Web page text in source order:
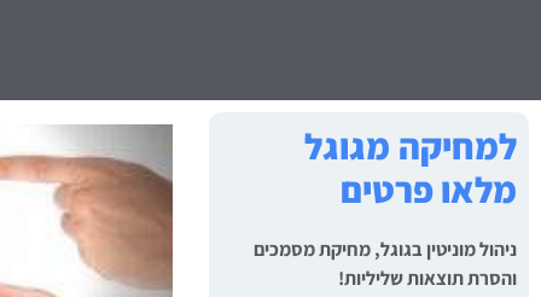
למחיקה מגוגל
מלאו פרטים
ניהול מוניטין בגוגל, מחיקת מסמכים
והסרת תוצאות שליליות!